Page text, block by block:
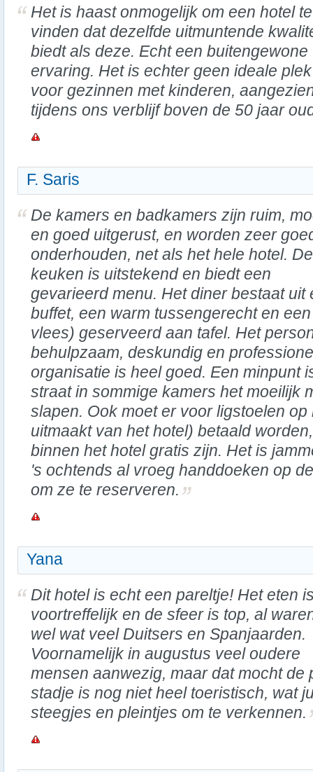
Het is haast onmogelijk om een hotel te
vinden dat dezelfde uitmuntende
biedt als deze. Echt een buitengewone
ervaring. Het is echter geen ideale plek
voor gezinnen met kinderen,
tijdens ons verblijf boven de 50 jaar
F. Saris
De kamers en badkamers zijn ruim,
en goed uitgerust, en worden zeer
onderhouden, net als het hele hotel. De
keuken is uitstekend en biedt een
gevarieerd menu. Het diner bestaat uit
buffet, een warm tussengerecht en
vlees) geserveerd aan tafel. Het
behulpzaam, deskundig en
organisatie is heel goed. Een minpunt
straat in sommige kamers het moeilijk
slapen. Ook moet er voor ligstoelen
uitmaakt van het hotel) betaald
binnen het hotel gratis zijn. Het is
's ochtends al vroeg handdoeken op
om ze te reserveren.
Yana
Dit hotel is echt een pareltje! Het eten
voortreffelijk en de sfeer is top, al
wel wat veel Duitsers en Spanjaarden.
Voornamelijk in augustus veel oudere
mensen aanwezig, maar dat mocht de
stadje is nog niet heel toeristisch, wat
steegjes en pleintjes om te verkennen.